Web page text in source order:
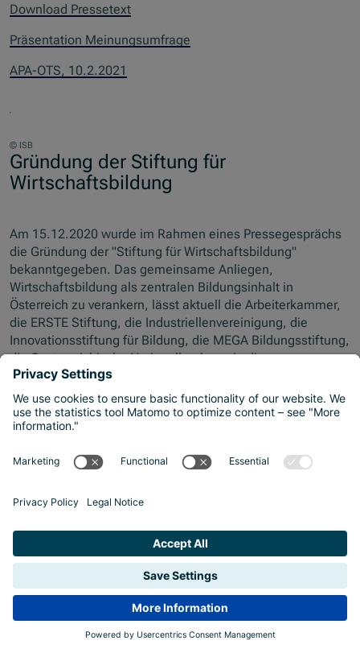
Download Pressetext
Präsentation Meinungsumfrage
APA-OTS, 10.2.2021
© ISB
Gründung der Stiftung für
Wirtschaftsbildung
Am 15.12.2020 wurde im Rahmen eines Pressegesprächs
die Gründung der "Stiftung für Wirtschaftsbildung"
bekanntgegeben. Das gemeinsame Anliegen,
Wirtschaftsbildung als zentralen Bildungsinhalt in
Österreich zu verankern, lässt aktuell die Arbeiterkammer,
die ERSTE Stiftung, die Industriellenvereinigung, die
Innovationsstiftung für Bildung, die MEGA Bildungsstiftung,
die Oesterreichische Nationalbank sowie die
Wirtschaftskammer Österreich zusammen aktiv werden: In
einem noch nie dagewesenen Schulterschluss
mobilisieren und bündeln die sieben Partnerorganisationen
Ressourcen zur Stärkung einer breiten wirtschaftlichen
Impressionen aus dem Pressegespräch
Reportage über #Schule lernt aus
Krisenzeiten und
Digitalisierungsprojekte der NMS